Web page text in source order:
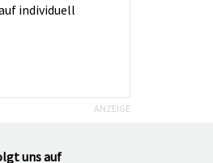
individuell
ANZEIGE
uns auf